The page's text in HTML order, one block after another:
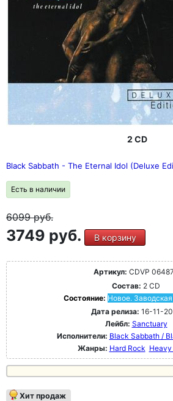
2 CD
Black Sabbath - The Eternal Idol (Deluxe
Есть в наличии
6099руб.
3749 руб. В корзину
Артикул: CDVP
Состав: 2 CD
Состояние: Новое.
Дата релиза: 16-11-
Лейбл: Sanctuary
Исполнители: Black Sabbath /
Жанры: Hard Rock
Хит продаж